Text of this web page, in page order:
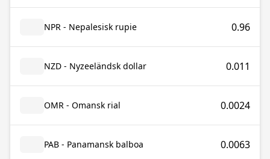
NPR - Nepalesisk rupie 0.96
NZD - Nyzeeländsk dollar 0.011
OMR - Omansk rial 0.0024
PAB - Panamansk balboa 0.0063